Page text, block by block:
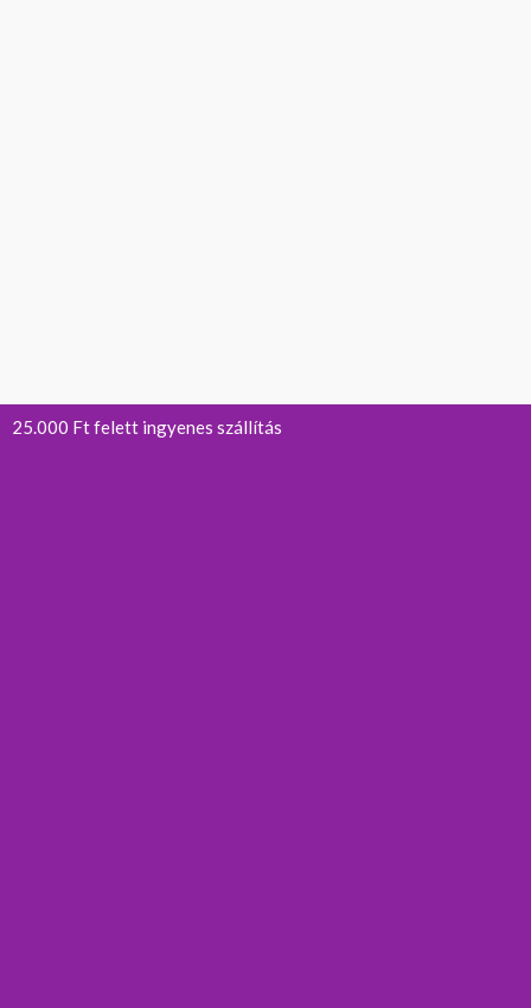
25.000 Ft felett ingyenes szállítás